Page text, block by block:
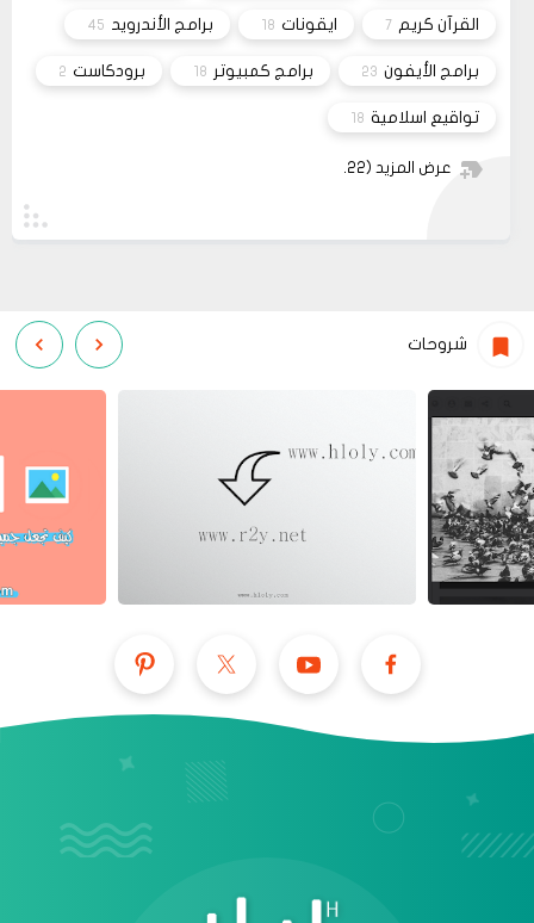
القرآن كريم 7 ايقونات 18 برامج الأندرويد 45
برامج الأيفون 23 برامج كمبيوتر 18 برودكاست 2
تواقيع اسلامية 18
عرض المزيد (22)
شروحات